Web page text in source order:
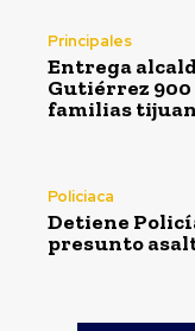
Principales
Entrega
Gutiérrez 900
familias
Policiaca
Detiene
presunto